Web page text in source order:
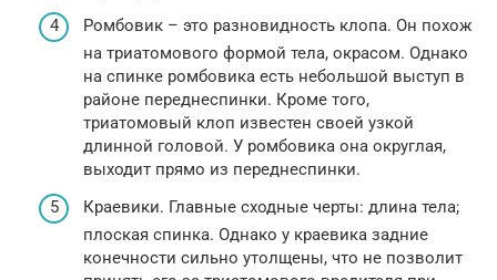
Ромбовик – это разновидность клопа. Он похож
на триатомового формой тела, окрасом. Однако
на спинке ромбовика есть небольшой выступ в
районе переднеспинки. Кроме того,
триатомовый клоп известен своей узкой
длинной головой. У ромбовика она округлая,
выходит прямо из переднеспинки.
Краевики. Главные сходные черты: длина тела;
плоская спинка. Однако у краевика задние
конечности сильно утолщены, что не позволит